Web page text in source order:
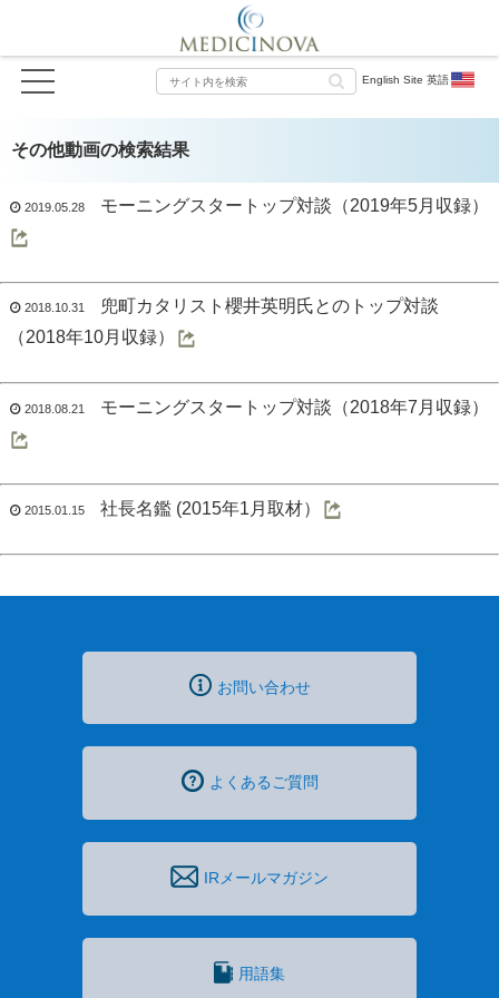
English Site 英語
その他動画の検索結果
2019.05.28 モーニングスタートップ対談（2019年5月収録）
2018.10.31
兜町カタリスト櫻井英明氏とのトップ対談
（2018年10月収録）
2018.08.21 モーニングスタートップ対談（2018年7月収録）
2015.01.15 社長名鑑 (2015年1月取材）
お問い合わせ
よくあるご質問
IRメールマガジン
用語集